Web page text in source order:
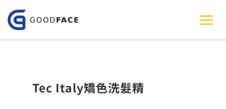
至
主
Tec Italy矯色洗髮精